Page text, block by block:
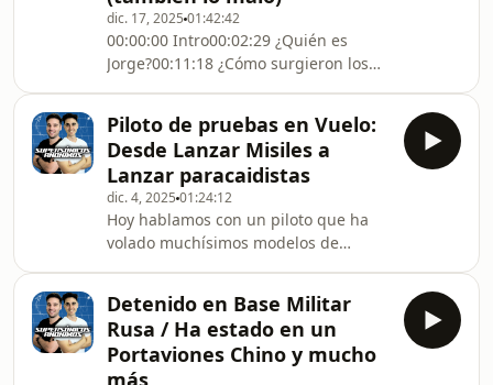
exhibidor00:17:09 Hay dieta especial
antes de una jornada de exhibición?
00:18:03 Maniobras con Gs
negativas00:21:42 El casco del
Eurofighter00:27:07 ¿Quién elige
dic. 17, 2025 01:42:42
00:00:00 Intro00:02:29 ¿Quién es
Jorge?00:11:18 ¿Cómo surgieron los
satélites?00:26:31 ¿Qué cosas se
tienen en cuenta a la hora de diseñar
un satélite?00:33:03 Lo que hacen los
satélites en la actualidad00:36:49
¿Cómo afecta la relatividad a los
satélites?00:38:59 La importancia de
las constelaciones00:44:45 Se
deberían regular la
Piloto de pruebas en Vuelo:
Desde Lanzar Misiles a
Lanzar paracaidistas
dic. 4, 2025 01:24:12
Hoy hablamos con un piloto que ha
volado muchísimos modelos de
máxima velocidad a la que ha ido y el
máximo número de ges
Detenido en Base Militar
Rusa / Ha estado en un
Portaviones Chino y mucho
más